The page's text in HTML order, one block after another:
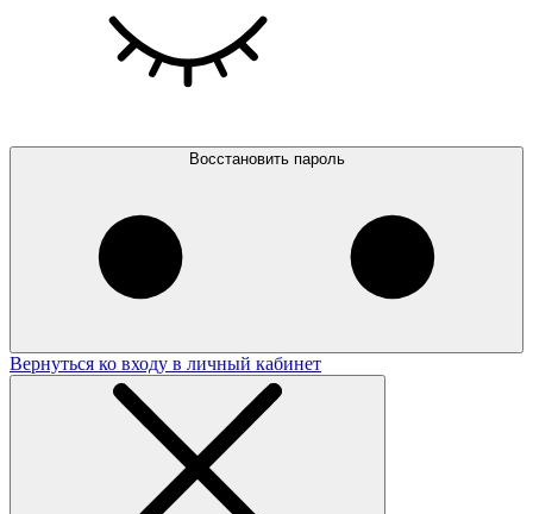
Восстановить пароль
Вернуться ко входу в личный кабинет